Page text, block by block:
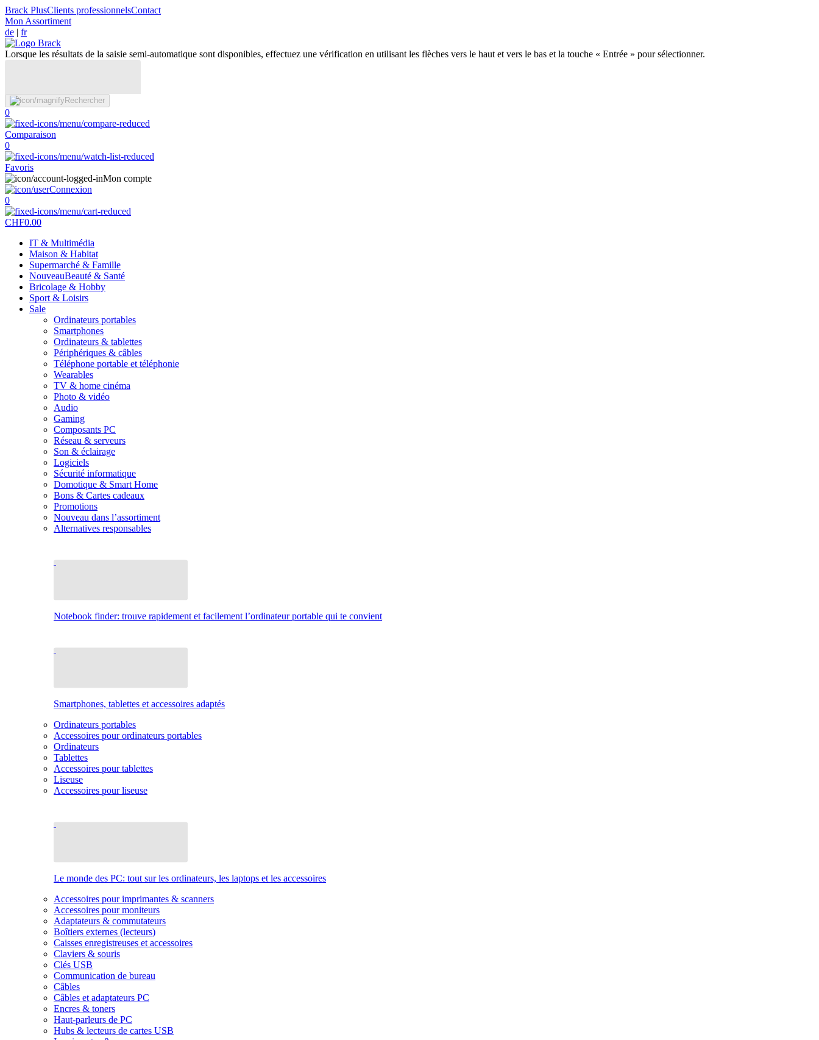
Brack PlusClients professionnelsContact
Mon Assortiment
de | fr
Lorsque les résultats de la saisie semi-automatique sont disponibles, effectuez une vérification en utilisant les flèches vers le haut et vers le bas et la touche « Entrée » pour sélectionner.
Rechercher
0
Comparaison
0
Favoris
Mon compte
Connexion
0
CHF0.00
IT & Multimédia
Maison & Habitat
Supermarché & Famille
NouveauBeauté & Santé
Bricolage & Hobby
Sport & Loisirs
Sale
Ordinateurs portables
Smartphones
Ordinateurs & tablettes
Périphériques & câbles
Téléphone portable et téléphonie
Wearables
TV & home cinéma
Photo & vidéo
Audio
Gaming
Composants PC
Réseau & serveurs
Son & éclairage
Logiciels
Sécurité informatique
Domotique & Smart Home
Bons & Cartes cadeaux
Promotions
Nouveau dans l’assortiment
Alternatives responsables
Notebook finder: trouve rapidement et facilement l’ordinateur portable qui te convient
Smartphones, tablettes et accessoires adaptés
Ordinateurs portables
Accessoires pour ordinateurs portables
Ordinateurs
Tablettes
Accessoires pour tablettes
Liseuse
Accessoires pour liseuse
Le monde des PC: tout sur les ordinateurs, les laptops et les accessoires
Accessoires pour imprimantes & scanners
Accessoires pour moniteurs
Adaptateurs & commutateurs
Boîtiers externes (lecteurs)
Caisses enregistreuses et accessoires
Claviers & souris
Clés USB
Communication de bureau
Câbles
Câbles et adaptateurs PC
Encres & toners
Haut-parleurs de PC
Hubs & lecteurs de cartes USB